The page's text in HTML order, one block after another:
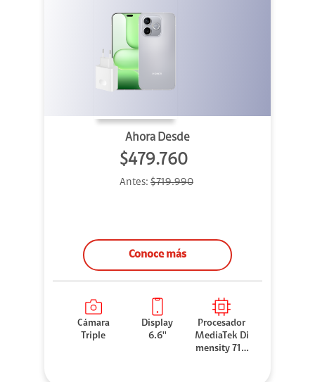
Ahora Desde
$479.760
Antes: $719.990
Conoce más
Cámara
Triple
Display
6.6''
Procesador
MediaTek Di
mensity 710